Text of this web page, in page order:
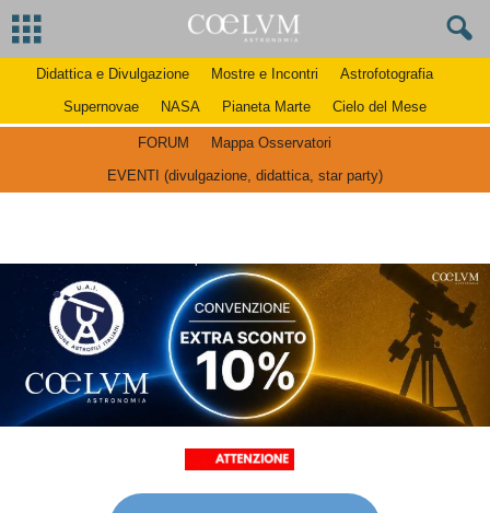
Didattica e Divulgazione Mostre e Incontri
Astrofotografia
Supernovae
NASA Pianeta Marte Cielo del Mese
FORUM
Mappa Osservatori
EVENTI (divulgazione, didattica, star party)